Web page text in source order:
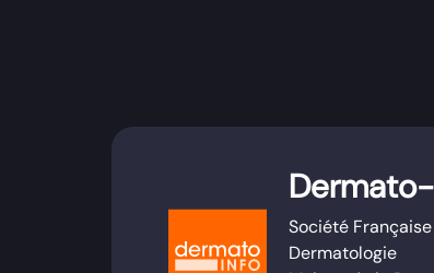
Société
Dermatologie